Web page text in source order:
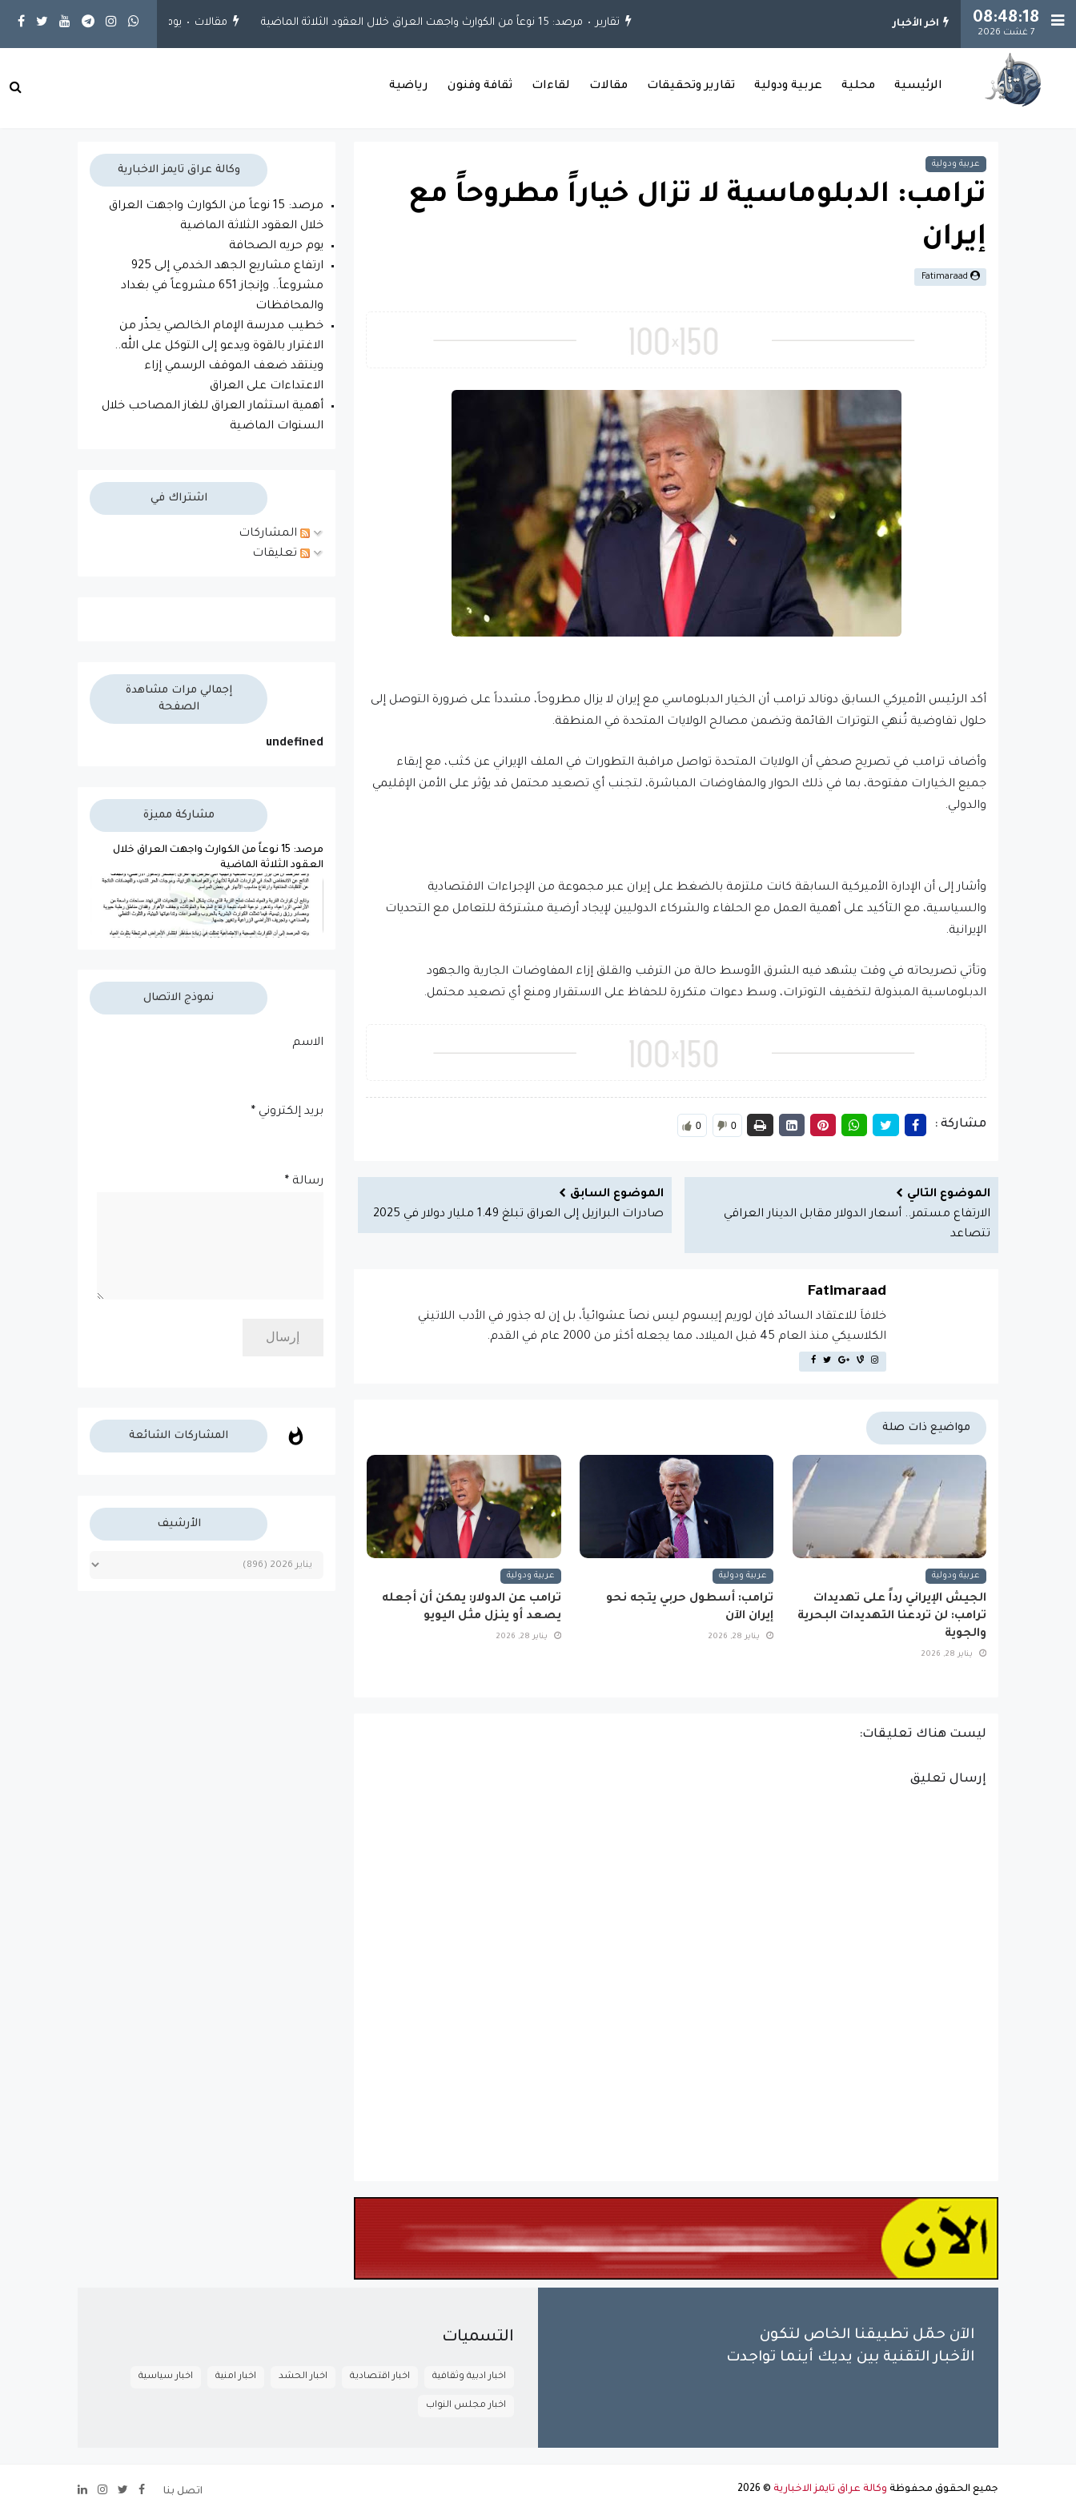
08:48:18
7 غشت 2026
اخر الأخبار مرصد: 15 نوعاً من الكوارث واجهت العراق خلال العقود الثلاثة الماضية مقالات يوم حريه الصحافة محلية ارتفاع مشاريع الجهد الخدمي إلى
الرئيسية محلية عربية ودولية تقارير وتحقيقات مقالات لقاءات ثقافة وفنون رياضية
عربية ودولية
ترامب: الدبلوماسية لا تزال خياراً مطروحاً مع
إيران
Fatimaraad
أكد الرئيس الأميركي السابق دونالد ترامب أن الخيار الدبلوماسي مع إيران لا يزال مطروحاً، مشدداً على ضرورة التوصل إلى
حلول تفاوضية تُنهي التوترات القائمة وتضمن مصالح الولايات المتحدة في المنطقة.
وأضاف ترامب في تصريح صحفي أن الولايات المتحدة تواصل مراقبة التطورات في الملف الإيراني عن كثب، مع إبقاء
جميع الخيارات مفتوحة، بما في ذلك الحوار والمفاوضات المباشرة، لتجنب أي تصعيد محتمل قد يؤثر على الأمن الإقليمي
والدولي.
وأشار إلى أن الإدارة الأميركية السابقة كانت ملتزمة بالضغط على إيران عبر مجموعة من الإجراءات الاقتصادية
والسياسية، مع التأكيد على أهمية العمل مع الحلفاء والشركاء الدوليين لإيجاد أرضية مشتركة للتعامل مع التحديات
الإيرانية.
وتأتي تصريحاته في وقت يشهد فيه الشرق الأوسط حالة من الترقب والقلق إزاء المفاوضات الجارية والجهود
الدبلوماسية المبذولة لتخفيف التوترات، وسط دعوات متكررة للحفاظ على الاستقرار ومنع أي تصعيد محتمل.
مشاركة : 0 0
الموضوع التالي
الارتفاع مستمر.. أسعار الدولار مقابل الدينار العراقي
تتصاعد
الموضوع السابق
صادرات البرازيل إلى العراق تبلغ 1.49 مليار دولار في 2025
Fatimaraad
خلافاَ للاعتقاد السائد فإن لوريم إيبسوم ليس نصاَ عشوائياً، بل إن له جذور في الأدب اللاتيني
الكلاسيكي منذ العام 45 قبل الميلاد، مما يجعله أكثر من 2000 عام في القدم.
مواضيع ذات صلة
عربية ودولية
الجيش الإيراني رداً على تهديدات
ترامب: لن تردعنا التهديدات البحرية
والجوية
يناير 28, 2026
عربية ودولية
ترامب: أسطول حربي يتجه نحو
إيران الآن
يناير 28, 2026
عربية ودولية
ترامب عن الدولار: يمكن أن أجعله
يصعد أو ينزل مثل اليويو
يناير 28, 2026
ليست هناك تعليقات:
إرسال تعليق
وكالة عراق تايمز الاخبارية
مرصد: 15 نوعاً من الكوارث واجهت العراق
خلال العقود الثلاثة الماضية
يوم حريه الصحافة
ارتفاع مشاريع الجهد الخدمي إلى 925
مشروعاً.. وإنجاز 651 مشروعاً في بغداد
والمحافظات
خطيب مدرسة الإمام الخالصي يحذّر من
الاغترار بالقوة ويدعو إلى التوكل على الله..
وينتقد ضعف الموقف الرسمي إزاء
الاعتداءات على العراق
أهمية استثمار العراق للغاز المصاحب خلال
السنوات الماضية
اشتراك في
المشاركات
تعليقات
إجمالي مرات مشاهدة
الصفحة
undefned
مشاركة مميزة
مرصد: 15 نوعاً من الكوارث واجهت العراق خلال
العقود الثلاثة الماضية
نموذج الاتصال
الاسم
بريد إلكتروني *
رسالة *
المشاركات الشائعة
الأرشيف
الآن حمّل تطبيقنا الخاص لتكون
الأخبار التقنية بين يديك أينما تواجدت
التسميات
اخبار ادبية وثقافية اخبار اقتصادية اخبار الحشد اخبار امنية اخبار سياسية
اخبار مجلس النواب
جميع الحقوق محفوظة وكالة عراق تايمز الاخبارية ©
2026 اتصل بنا